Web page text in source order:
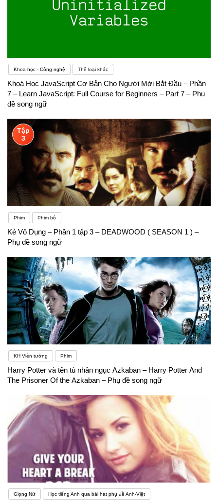
Khoa học - Công nghệ Thể loại khác
Khoá Học JavaScript Cơ Bản Cho Người Mới Bắt Đầu – Phần
7 – Learn JavaScript: Full Course for Beginners – Part 7 – Phụ
đề song ngữ
Tập
3
Phim Phim bộ
Kẻ Vô Dụng – Phần 1 tập 3 – DEADWOOD ( SEASON 1 ) –
Phụ đề song ngữ
KH Viễn tưởng Phim
Harry Potter và tên tù nhân ngục Azkaban – Harry Potter And
The Prisoner Of the Azkaban – Phụ đề song ngữ
Giọng Nữ Học tiếng Anh qua bài hát phụ đề Anh-Việt